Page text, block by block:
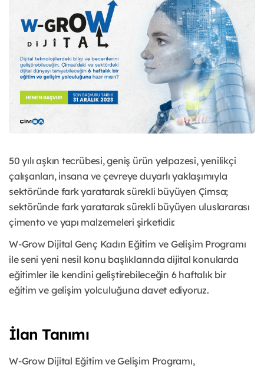
50 yılı aşkın tecrübesi, geniş ürün yelpazesi, yenilikçi
çalışanları, insana ve çevreye duyarlı yaklaşımıyla
sektöründe fark yaratarak sürekli büyüyen Çimsa;
sektöründe fark yaratarak sürekli büyüyen uluslararası
çimento ve yapı malzemeleri şirketidir.
W-Grow Dijital Genç Kadın Eğitim ve Gelişim Programı
ile seni yeni nesil konu başlıklarında dijital konularda
eğitimler ile kendini geliştirebileceğin 6 haftalık bir
eğitim ve gelişim yolculuğuna davet ediyoruz.
İlan Tanımı
W-Grow Dijital Eğitim ve Gelişim Programı,